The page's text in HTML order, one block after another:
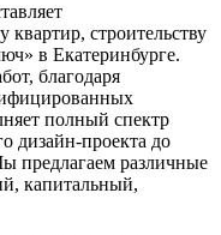
строительству
в Екатеринбурге.
благодаря
полный спектр
дизайн-проекта до
предлагаем различные
капитальный,